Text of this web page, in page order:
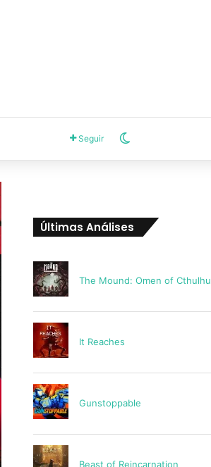
Seguir
Últimas Análises
The Mound: Omen of Cthulhu
It Reaches
Gunstoppable
Beast of Reincarnation